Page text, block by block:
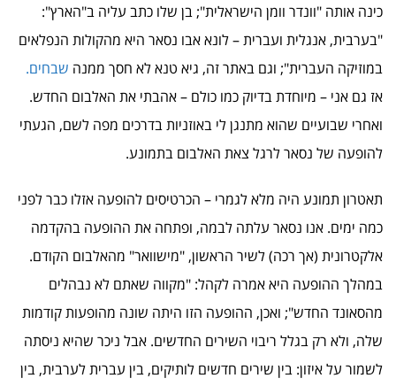
כינה אותה "וונדר וומן הישראלית"; בן שלו כתב עליה ב"הארץ":
"בערבית, אנגלית ועברית – לונא אבו נסאר היא מהקולות הנפלאים
במוזיקה העברית"; וגם באתר זה, גיא טנא לא חסך ממנה שבחים.
אז גם אני – מיוחדת בדיוק כמו כולם – אהבתי את האלבום החדש.
ואחרי שבועיים שהוא מתנגן לי באוזניות בדרכים מפה לשם, הגעתי
להופעה של נסאר לרגל צאת האלבום בתמונע.
תאטרון תמונע היה מלא לגמרי – הכרטיסים להופעה אזלו כבר לפני
כמה ימים. אנו נסאר עלתה לבמה, ופתחה את ההופעה בהקדמה
אלקטרונית (אך רכה) לשיר הראשון, "מישוואר" מהאלבום הקודם.
במהלך ההופעה היא אמרה לקהל: "מקווה שאתם לא נבהלים
מהסאונד החדש"; ואכן, ההופעה הזו היתה שונה מהופעות קודמות
שלה, ולא רק בגלל ריבוי השירים החדשים. אבל ניכר שהיא ניסתה
לשמור על איזון: בין שירים חדשים לותיקים, בין עברית לערבית, בין